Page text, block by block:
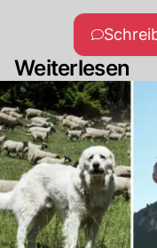
Weiterlesen